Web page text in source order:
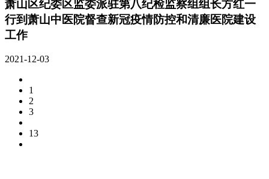
萧山区纪委区监委派驻第八纪检监察组组长方红一
行到萧山中医院督查新冠疫情防控和清廉医院建设
工作
2021-12-03
1
2
3
13